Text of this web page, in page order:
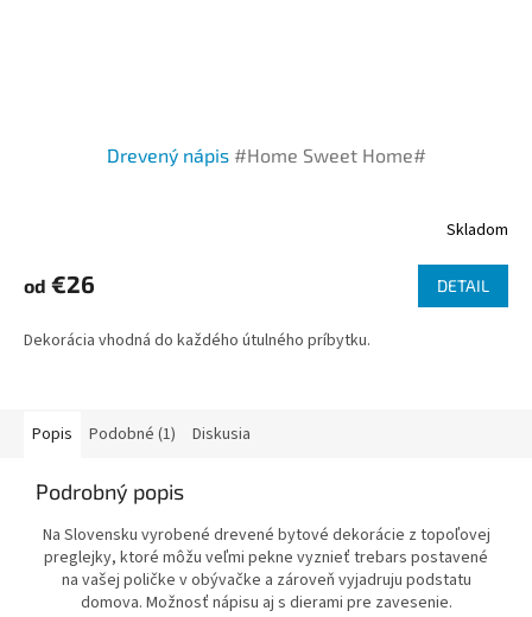
Drevený nápis #Home Sweet Home#
Skladom
od €26 DETAIL
Dekorácia vhodná do každého útulného príbytku.
Popis Podobné (1) Diskusia
Podrobný popis
Na Slovensku vyrobené drevené bytové dekorácie z topoľovej
preglejky, ktoré môžu veľmi pekne vyznieť trebars postavené
na vašej poličke v obývačke a zároveň vyjadruju podstatu
domova. Možnosť nápisu aj s dierami pre zavesenie.